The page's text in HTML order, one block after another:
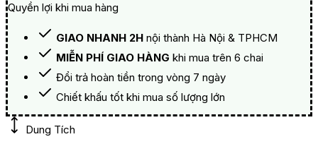
Quyền lợi khi mua hàng
GIAO NHANH 2H nội thành Hà Nội & TPHCM
MIỄN PHÍ GIAO HÀNG khi mua trên 6 chai
Đổi trả hoàn tiền trong vòng 7 ngày
Chiết khấu tốt khi mua số lượng lớn
Dung Tích